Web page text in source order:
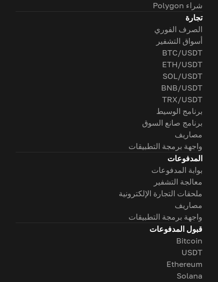
شراء Polygon
تجارة
الصرف الفوري
أسواق التشفير
BTC/USDT
ETH/USDT
SOL/USDT
BNB/USDT
TRX/USDT
برنامج الوسيط
برنامج صانع السوق
مصاريف
واجهة برمجة التطبيقات
المدفوعات
بوابة المدفوعات
معالجة التشفير
ملحقات التجارة الإلكترونية
مصاريف
واجهة برمجة التطبيقات
قبول المدفوعات
Bitcoin
USDT
Ethereum
Solana